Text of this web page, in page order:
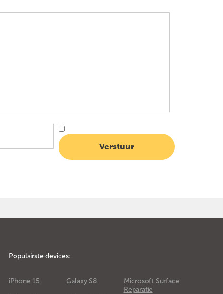
Populairste devices:
iPhone 15 Galaxy S8
Microsoft Surface
Reparatie